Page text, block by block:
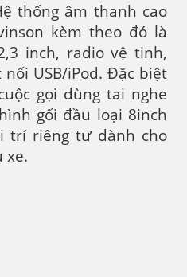
thống âm thanh cao
kèm theo đó là
inch, radio vệ tinh,
USB/iPod. Đặc biệt
gọi dùng tai nghe
gối đầu loại 8inch
trí riêng tư dành cho
xe.